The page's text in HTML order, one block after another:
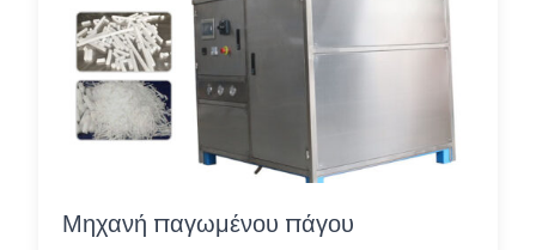
Μηχανή παγωμένου πάγου